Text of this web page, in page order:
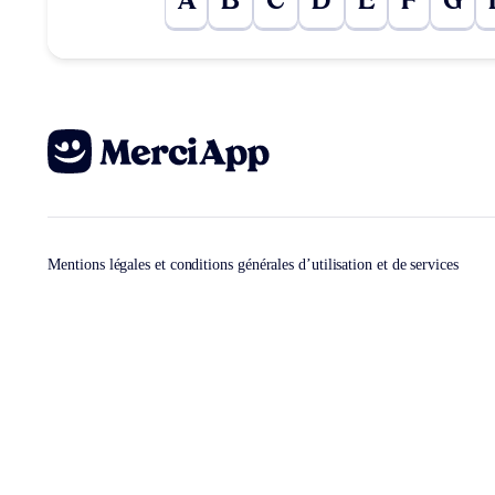
Mentions légales et conditions générales d’utilisation et de services